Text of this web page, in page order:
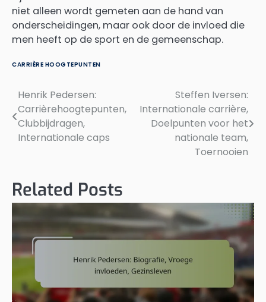
niet alleen wordt gemeten aan de hand van
onderscheidingen, maar ook door de invloed die
men heeft op de sport en de gemeenschap.
CARRIÈRE HOOGTEPUNTEN
Post
navigation
Henrik Pedersen:
Carrièrehoogtepunten,
Clubbijdragen,
Internationale caps
Steffen Iversen:
Internationale carrière,
Doelpunten voor het
nationale team,
Toernooien
Related Posts